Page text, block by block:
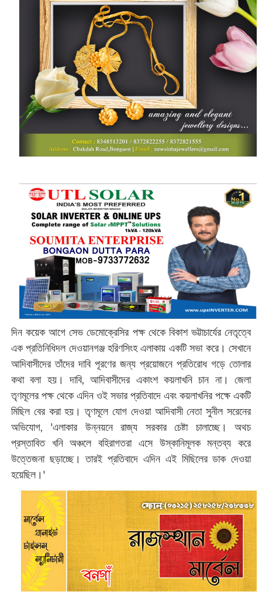
দিন কয়েক আগে সেভ ডেমোক্রেসির পক্ষ থেকে বিকাশ ভট্টাচার্যের নেতৃত্বে
এক প্রতিনিধিদল দেওয়ানগঞ্জ হরিণসিংহ এলাকায় একটি সভা করে। সেখানে
আদিবাসীদের তাঁদের দাবি পূরণের জন্য প্রয়োজনে প্রতিরোধ গড়ে তোলার
কথা বলা হয়। দাবি, আদিবাসীদের একাংশ কয়লাখনি চান না। জেলা
তৃণমূলের পক্ষ থেকে এদিন ওই সভার প্রতিবাদে এবং কয়লাখনির পক্ষে একটি
মিছিল বের করা হয়। তৃণমূলে যোগ দেওয়া আদিবাসী নেতা সুনীল সরেনের
অভিযোগ, 'এলাকার উন্নয়নে রাজ্য সরকার চেষ্টা চালাচ্ছে। অথচ
প্রস্তাবিত খনি অঞ্চলে বহিরাগতরা এসে উস্কানিমূলক মন্তব্য করে
উত্তেজনা ছড়াচ্ছে। তারই প্রতিবাদে এদিন এই মিছিলের ডাক দেওয়া
হয়েছিল।'‌